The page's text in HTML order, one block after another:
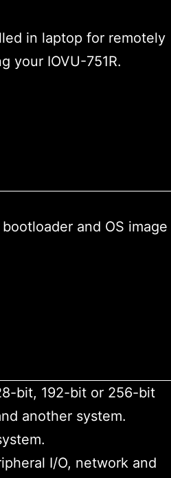
in laptop for remotely
your IOVU-751R.
and OS image
bit, 192-bit or 256-bit
another system.
I/O, network and